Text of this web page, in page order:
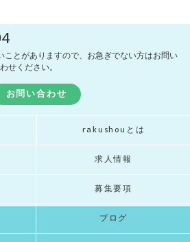
とがありますので、お急ぎでない方はお問い
せください。
お問い合わせ
rakushouとは
求人情報
募集要項
ブログ